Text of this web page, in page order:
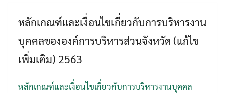
หลักเกณฑ์และเงื่อนไขเกี่ยวกับการบริหารงาน
บุคคลขององค์การบริหารส่วนจังหวัด (แก้ไข
เพิ่มเติม) 2563
หลักเกณฑ์และเงื่อนไขเกี่ยวกับการบริหารงานบุคคล